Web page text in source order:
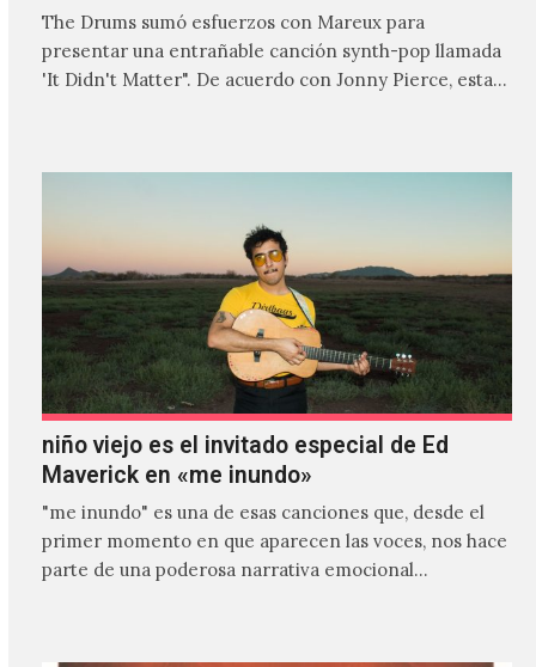
The Drums sumó esfuerzos con Mareux para
presentar una entrañable canción synth-pop llamada
'It Didn't Matter". De acuerdo con Jonny Pierce, esta
niño viejo es el invitado especial de Ed
Maverick en «me inundo»
"me inundo" es una de esas canciones que, desde el
primer momento en que aparecen las voces, nos hace
parte de una poderosa narrativa emocional…